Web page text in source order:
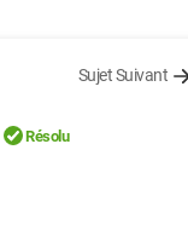
Sujet Suivant
Résolu